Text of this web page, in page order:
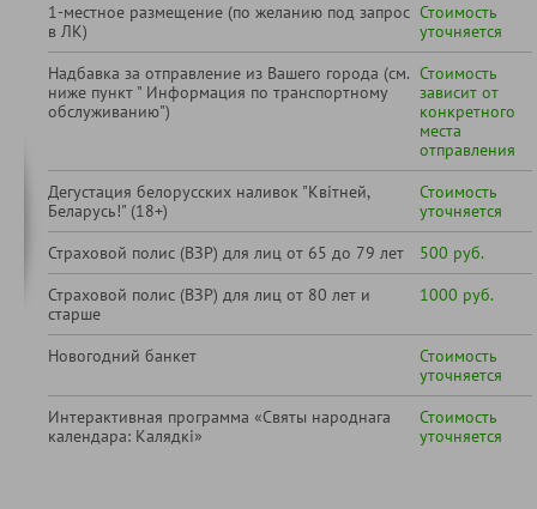
1-местное размещение (по желанию под запрос
в ЛК)
Стоимость
уточняется
Надбавка за отправление из Вашего города (см.
ниже пункт " Информация по транспортному
обслуживанию")
Стоимость
зависит от
конкретного
места
отправления
Дегустация белорусских наливок "Квiтней,
Беларусь!" (18+)
Стоимость
уточняется
Страховой полис (ВЗР) для лиц от 65 до 79 лет
500 руб.
Страховой полис (ВЗР) для лиц от 80 лет и
старше
1000 руб.
Новогодний банкет
Стоимость
уточняется
Интерактивная программа «Святы народнага
календара: Калядкі»
Стоимость
уточняется